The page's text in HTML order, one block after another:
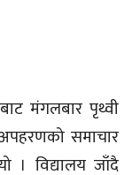
मंगलबार पृथ्वी
अपहरणको समाचार
। विद्यालय जाँदै